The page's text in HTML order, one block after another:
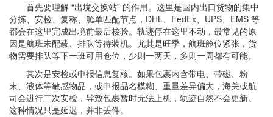
首先要理解 “出境交换站” 的作用。这里是国内出口货物的集中
分拣、安检、复称、舱单匹配节点，DHL、FedEx、UPS、EMS 等
都会在这里完成出境前最后核验。轨迹停在这里不动，最常见的原
因是航班未配载、排队等待装机。尤其是旺季，航班舱位紧张，货
物需要排队等下一班可用仓位，少则一两天，多则一周都有可能。
其次是安检或申报信息复核。如果包裹内含带电、带磁、粉
末、液体等敏感物品，或申报品名模糊、重量差异偏大，海关或航
司会进行二次安检，导致包裹暂时无法上机，轨迹自然不会更新。
这种情况只是延迟，并非丢件。